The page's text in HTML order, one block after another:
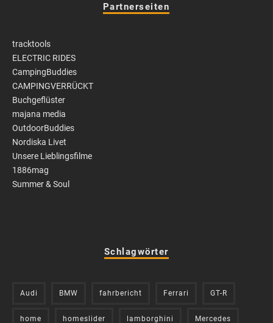
Partnerseiten
tracktools
ELECTRIC RIDES
CampingBuddies
CAMPINGVERRÜCKT
Buchgeflüster
majana media
OutdoorBuddies
Nordiska Livet
Unsere Lieblingsfilme
1886mag
Summer & Soul
Schlagwörter
Audi BMW fahrbericht Ferrari GT-R
home homeslider lamborghini Mercedes